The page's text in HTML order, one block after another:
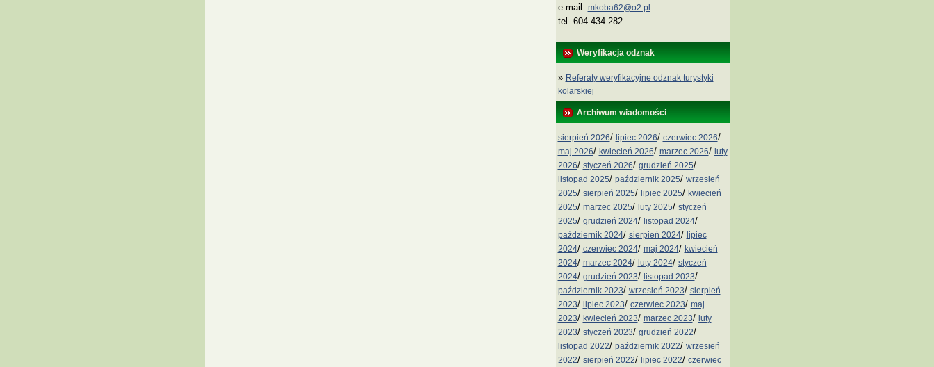
e‑mail: mkoba62@o2.pl
tel. 604 434 282
Weryfikacja odznak
» Referaty weryfikacyjne odznak turystyki
kolarskiej
Archiwum wiadomości
sierpień 2026/ lipiec 2026/ czerwiec 2026/
maj 2026/ kwiecień 2026/ marzec 2026/ luty
2026/ styczeń 2026/ grudzień 2025/
listopad 2025/ październik 2025/ wrzesień
2025/ sierpień 2025/ lipiec 2025/ kwiecień
2025/ marzec 2025/ luty 2025/ styczeń
2025/ grudzień 2024/ listopad 2024/
październik 2024/ sierpień 2024/ lipiec
2024/ czerwiec 2024/ maj 2024/ kwiecień
2024/ marzec 2024/ luty 2024/ styczeń
2024/ grudzień 2023/ listopad 2023/
październik 2023/ wrzesień 2023/ sierpień
2023/ lipiec 2023/ czerwiec 2023/ maj
2023/ kwiecień 2023/ marzec 2023/ luty
2023/ styczeń 2023/ grudzień 2022/
listopad 2022/ październik 2022/ wrzesień
2022/ sierpień 2022/ lipiec 2022/ czerwiec